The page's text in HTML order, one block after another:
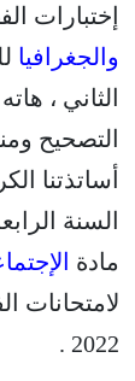
إختبارات
والجغرافيا
الثاني ،
التصحيح
أساتذتنا
السنة
مادة
2022 .